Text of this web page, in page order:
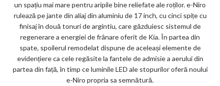
un spațiu mai mare pentru aripile bine reliefate ale roților. e-Niro
rulează pe jante din aliaj din aluminiu de 17 inch, cu cinci spițe cu
finisaj în două tonuri de argintiu, care găzduiesc sistemul de
regenerare a energiei de frânare oferit de Kia. În partea din
spate, spoilerul remodelat dispune de aceleași elemente de
evidențiere ca cele regăsite la fantele de admisie a aerului din
partea din față, în timp ce luminile LED ale stopurilor oferă noului
e-Niro propria sa semnătură.